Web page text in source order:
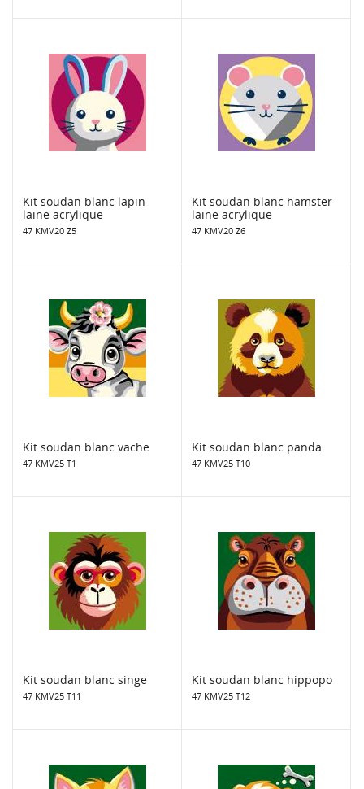
Kit soudan blanc lapin
laine acrylique
47 KMV20 Z5
Kit soudan blanc hamster
laine acrylique
47 KMV20 Z6
Kit soudan blanc vache
47 KMV25 T1
Kit soudan blanc panda
47 KMV25 T10
Kit soudan blanc singe
47 KMV25 T11
Kit soudan blanc hippopo
47 KMV25 T12